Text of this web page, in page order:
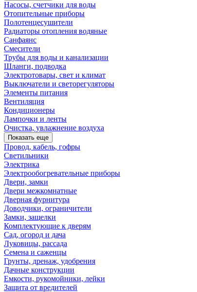
Насосы, счетчики для воды
Отопительные приборы
Полотенцесушители
Радиаторы отопления водяные
Санфаянс
Смесители
Трубы для воды и канализации
Шланги, подводка
Электротовары, свет и климат
Выключатели и светорегуляторы
Элементы питания
Вентиляция
Кондиционеры
Лампочки и ленты
Очистка, увлажнение воздуха
Показать еще
Провод, кабель, гофры
Светильники
Электрика
Электрообогревательные приборы
Двери, замки
Двери межкомнатные
Дверная фурнитура
Доводчики, ограничители
Замки, защелки
Комплектующие к дверям
Сад, огород и дача
Луковицы, рассада
Семена и саженцы
Грунты, дренаж, удобрения
Дачные конструкции
Емкости, рукомойники, лейки
Защита от вредителей